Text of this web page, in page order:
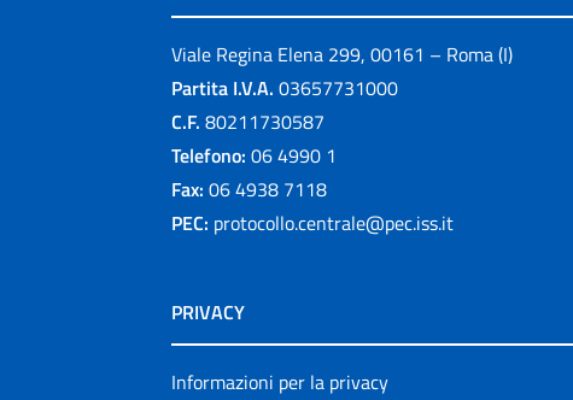
Viale Regina Elena 299, 00161 – Roma (I)
Partita I.V.A. 03657731000
C.F. 80211730587
Telefono: 06 4990 1
Fax: 06 4938 7118
PEC: protocollo.centrale@pec.iss.it
PRIVACY
Informazioni per la privacy